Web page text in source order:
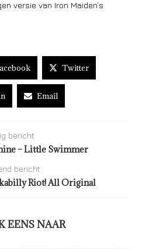
versie van Iron Maiden’s
Twitter
Email
bericht
– Little Swimmer
bericht
Riot! All Original
EENS NAAR